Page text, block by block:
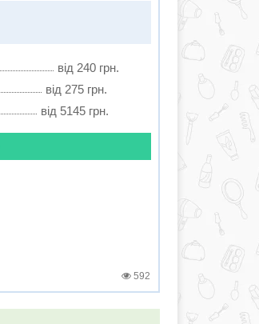
від 240 грн.
від 275 грн.
від 5145 грн.
592